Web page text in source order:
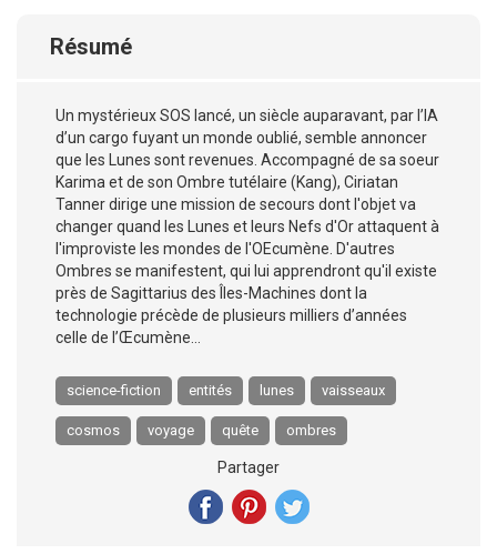
Résumé
Un mystérieux SOS lancé, un siècle auparavant, par l’IA
d’un cargo fuyant un monde oublié, semble annoncer
que les Lunes sont revenues. Accompagné de sa soeur
Karima et de son Ombre tutélaire (Kang), Ciriatan
Tanner dirige une mission de secours dont l'objet va
changer quand les Lunes et leurs Nefs d'Or attaquent à
l'improviste les mondes de l'OEcumène. D'autres
Ombres se manifestent, qui lui apprendront qu'il existe
près de Sagittarius des Îles-Machines dont la
technologie précède de plusieurs milliers d’années
celle de l’Œcumène...
science-fiction entités lunes vaisseaux
cosmos voyage quête ombres
Partager